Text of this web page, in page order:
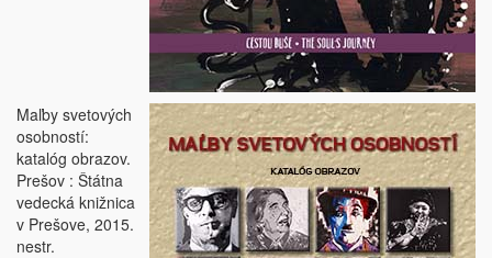
Maľby svetových
osobností:
katalóg obrazov.
Prešov : Štátna
vedecká knižnica
v Prešove, 2015.
nestr.